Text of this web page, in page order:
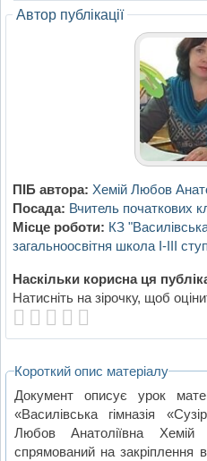
Автор публікації
ПІБ автора: Хемій Любов
Посада: Вчитель початкових
Місце роботи: КЗ
загальноосвітня школа І-ІІІ
Наскільки корисна ця
Натисніть на зірочку, щоб
Короткий опис матеріалу
Документ описує урок
«Василівська гімназія
Любов Анатоліївна
спрямований на закріплення